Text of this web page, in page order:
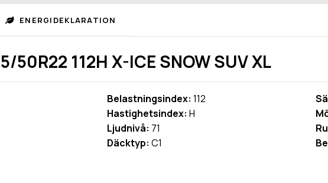
ENERGIDEKLARATION
50R22 112H X-ICE SNOW SUV XL
Belastningsindex: 112
Hastighetsindex: H
Ljudnivå: 71
Däcktyp: C1